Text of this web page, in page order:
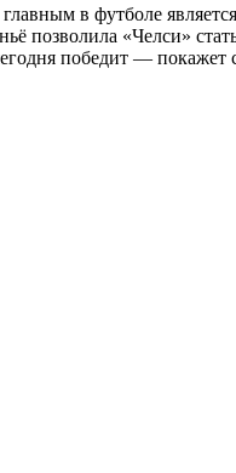
в футболе
позволила «Челси»
победит — покажет